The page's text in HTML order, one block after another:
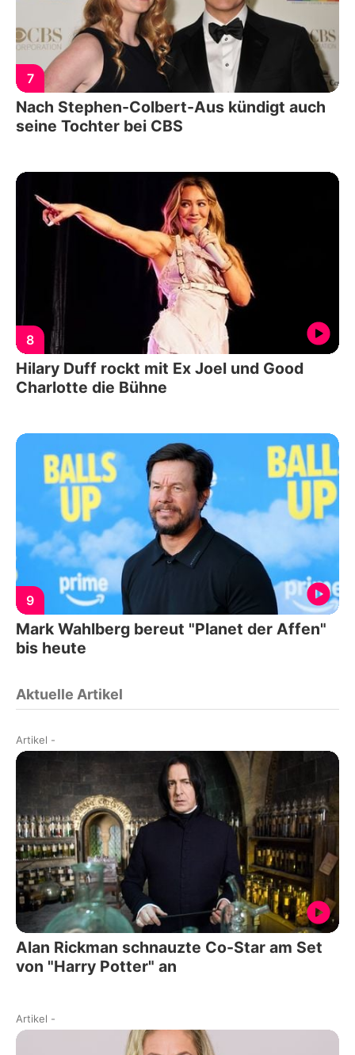
7
Nach Stephen-Colbert-Aus kündigt auch
seine Tochter bei CBS
8
Hilary Duff rockt mit Ex Joel und Good
Charlotte die Bühne
9
Mark Wahlberg bereut "Planet der Affen"
bis heute
Aktuelle Artikel
Artikel -
Alan Rickman schnauzte Co-Star am Set
von "Harry Potter" an
Artikel -